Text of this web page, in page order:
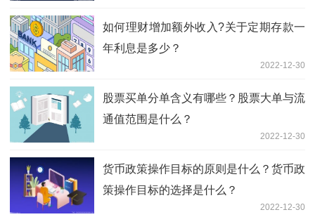
如何理财增加额外收入?关于定期存款一
年利息是多少？
2022-12-30
股票买单分单含义有哪些？股票大单与流
通值范围是什么？
2022-12-30
货币政策操作目标的原则是什么？货币政
策操作目标的选择是什么？
2022-12-30